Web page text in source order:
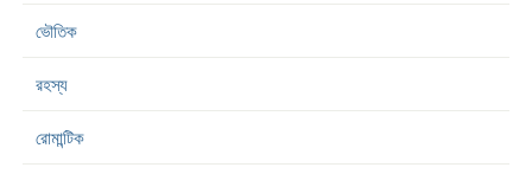
ভৌতিক
রহস্য
রোমান্টিক